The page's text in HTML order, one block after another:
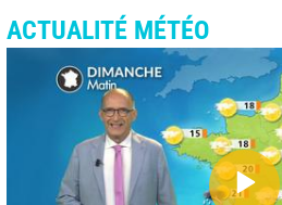
ACTUALITÉ MÉTÉO